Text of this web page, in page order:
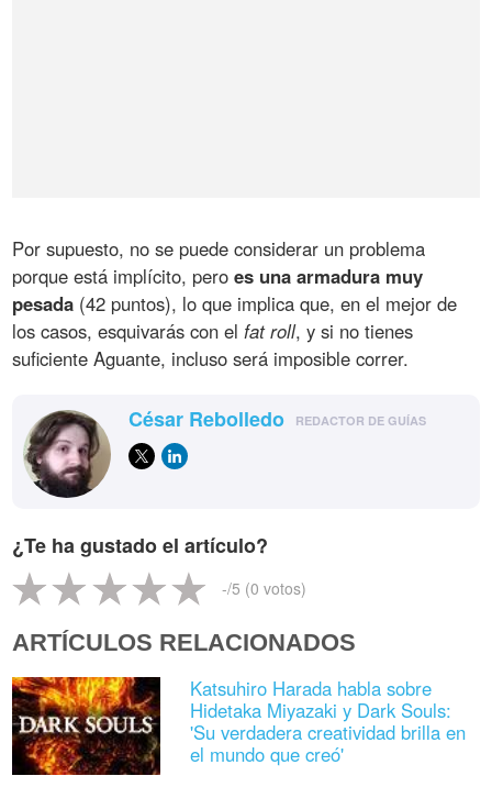
Por supuesto, no se puede considerar un problema
porque está implícito, peroes una armadura muy
pesada (42 puntos), lo que implica que, en el mejor de
los casos, esquivarás con elfat roll, y si no tienes
suficiente Aguante, incluso será imposible correr.
César Rebolledo REDACTOR DE GUÍAS
¿Te ha gustado el artículo?
-/5 (0 votos)
ARTÍCULOS RELACIONADOS
Katsuhiro Harada habla sobre
Hidetaka Miyazaki y Dark Souls:
'Su verdadera creatividad brilla en
el mundo que creó'